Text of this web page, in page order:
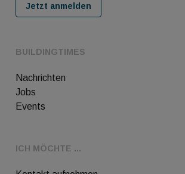
BUILDINGTIMES
Nachrichten
Jobs
Events
ICH MÖCHTE ...
Jetzt anmelden